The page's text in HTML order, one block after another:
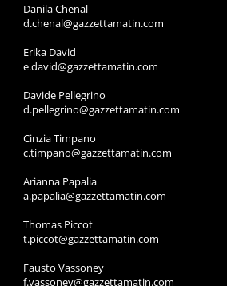
Danila Chenal
d.chenal@gazzettamatin.com
Erika David
e.david@gazzettamatin.com
Davide Pellegrino
d.pellegrino@gazzettamatin.com
Cinzia Timpano
c.timpano@gazzettamatin.com
Arianna Papalia
a.papalia@gazzettamatin.com
Thomas Piccot
t.piccot@gazzettamatin.com
Fausto Vassoney
f.vassoney@gazzettamatin.com